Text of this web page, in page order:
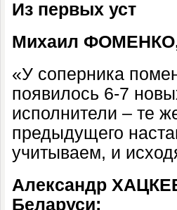
Из первых уст
Михаил ФОМЕНКО,
«У соперника
появилось 6-7
исполнители – те
предыдущего
учитываем, и
Александр
Беларуси: